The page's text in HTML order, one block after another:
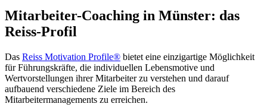
Mitarbeiter-Coaching in Münster: das
Reiss-Profil
Das Reiss Motivation Profile® bietet eine einzigartige Möglichkeit
für Führungskräfte, die individuellen Lebensmotive und
Wertvorstellungen ihrer Mitarbeiter zu verstehen und darauf
aufbauend verschiedene Ziele im Bereich des
Mitarbeitermanagements zu erreichen.